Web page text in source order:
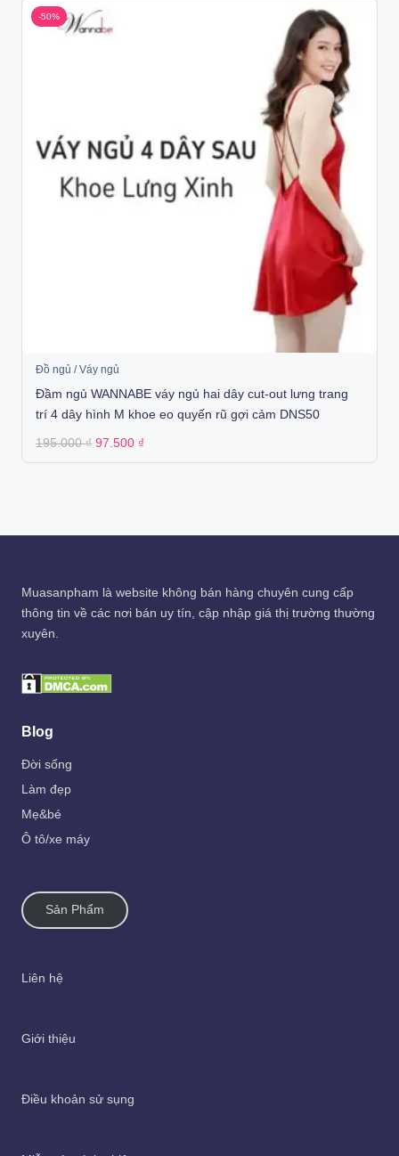
-50%
Đồ ngủ / Váy ngủ
Đầm ngủ WANNABE váy ngủ hai dây cut-out lưng trang
trí 4 dây hình M khoe eo quyến rũ gợi cảm DNS50
195.000₫ Original
was:
97.500 ₫
is:
Muasanpham là website không bán hàng chuyên cung cấp
thông tin về các nơi bán uy tín, cập nhập giá thị trường thường
xuyên.
Blog
Đời sống
Làm đẹp
Mẹ&bé
Ô tô/xe máy
Sản Phẩm
Liên hệ
Giới thiệu
Điều khoản sử sụng